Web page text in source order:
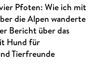
Pfoten: Wie ich mit
die Alpen wanderte
Bericht über das
Hund für
Tierfreunde